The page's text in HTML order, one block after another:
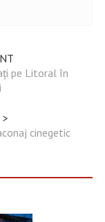
pe Litoral în
cinegetic